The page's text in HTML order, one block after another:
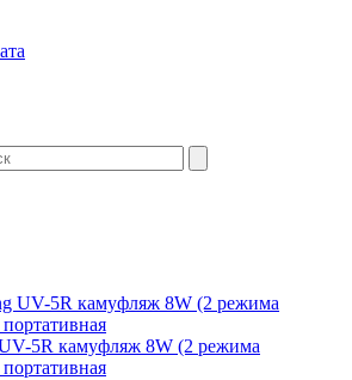
5R камуфляж 8W (2 режима